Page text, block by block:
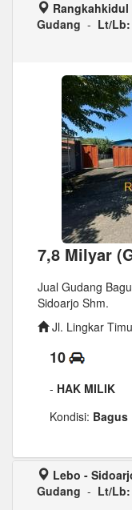
Gudang - Lt/Lb:
7,8 Milyar
Jual Gudang
Sidoarjo Shm.
Jl. Lingkar
10
- HAK MILIK
Kondisi: Bagus
Lebo -
Gudang - Lt/Lb: